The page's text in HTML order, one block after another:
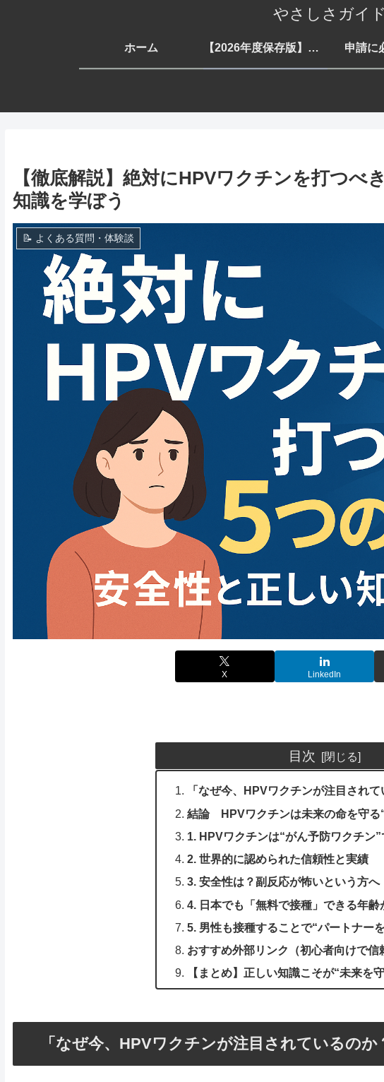
やさしさガイ
ホーム 【2026年度保存版】もらえる支援一覧 生活・子育て・障害・就労まで 申請に
【徹底解説】絶対にHPVワクチンを打つ
知識を学ぼう
📝 よくある質問・体験談
X LinkedIn
目次
「なぜ今、HPVワクチンが注目されて
結論 HPVワクチンは未来の命を守る
1. HPVワクチンは“がん予防ワクチン”
2. 世界的に認められた信頼性と実績
3. 安全性は？副反応が怖いという方へ
4. 日本でも「無料で接種」できる年齢
5. 男性も接種することで“パートナー
おすすめ外部リンク（初心者向けで信
【まとめ】正しい知識こそが“未来を
「なぜ今、HPVワクチンが注目されているのか